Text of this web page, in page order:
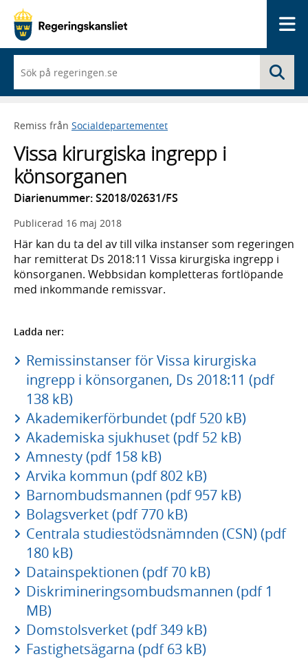
du
börjar
skriva
framträder
lista
med
sökförslag
Remiss från Socialdepartementet
Vissa kirurgiska ingrepp i
könsorganen
Diarienummer: S2018/02631/FS
Publicerad 16 maj 2018
Här kan du ta del av till vilka instanser som regeringen
har remitterat Ds 2018:11 Vissa kirurgiska ingrepp i
könsorganen. Webbsidan kompletteras fortlöpande
med inkommande remissvar.
Ladda ner:
Remissinstanser för Vissa kirurgiska
ingrepp i könsorganen, Ds 2018:11 (pdf
138 kB)
Akademikerförbundet (pdf 520 kB)
Akademiska sjukhuset (pdf 52 kB)
Amnesty (pdf 158 kB)
Arvika kommun (pdf 802 kB)
Barnombudsmannen (pdf 957 kB)
Bolagsverket (pdf 770 kB)
Centrala studiestödsnämnden (CSN) (pdf
180 kB)
Datainspektionen (pdf 70 kB)
Diskrimineringsombudsmannen (pdf 1
MB)
Domstolsverket (pdf 349 kB)
Fastighetsägarna (pdf 63 kB)